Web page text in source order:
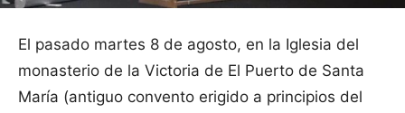
El pasado martes 8 de agosto, en la Iglesia del
monasterio de la Victoria de El Puerto de Santa
María (antiguo convento erigido a principios del